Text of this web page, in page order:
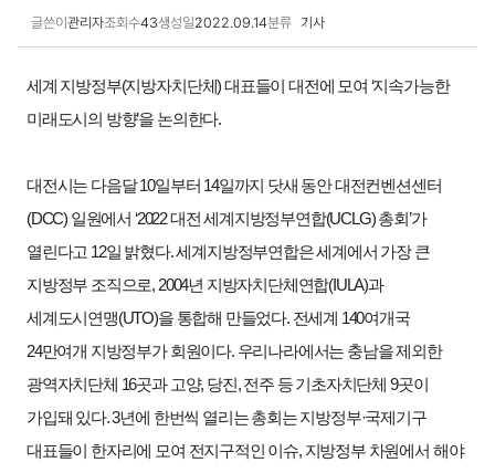
글쓴이 관리자조회수43생성일2022.09.14분류 기사
세계 지방정부(지방자치단체) 대표들이 대전에 모여 ‘지속가능한
미래도시의 방향’을 논의한다.
대전시는 다음달 10일부터 14일까지 닷새 동안 대전컨벤션센터
(DCC) 일원에서 ‘2022 대전 세계지방정부연합(UCLG) 총회’가
열린다고 12일 밝혔다. 세계지방정부연합은 세계에서 가장 큰
지방정부 조직으로, 2004년 지방자치단체연합(IULA)과
세계도시연맹(UTO)을 통합해 만들었다. 전세계 140여개국
24만여개 지방정부가 회원이다. 우리나라에서는 충남을 제외한
광역자치단체 16곳과 고양, 당진, 전주 등 기초자치단체 9곳이
가입돼 있다. 3년에 한번씩 열리는 총회는 지방정부·국제기구
대표들이 한자리에 모여 전지구적인 이슈, 지방정부 차원에서 해야